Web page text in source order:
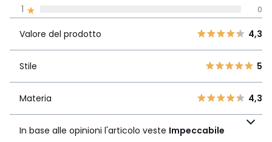
1 0
2
3 1
4
5 4,3
Impeccabile
1 0
Valore del prodotto 4,3
Stile 5
Materia 4,3
In base alle opinioni l'articolo veste Impeccabile